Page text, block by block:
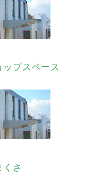
プスペース
さ